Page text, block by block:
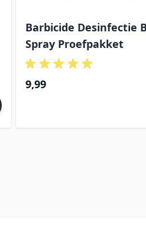
Barbicide Desinfectie
Spray Proefpakket
9,99